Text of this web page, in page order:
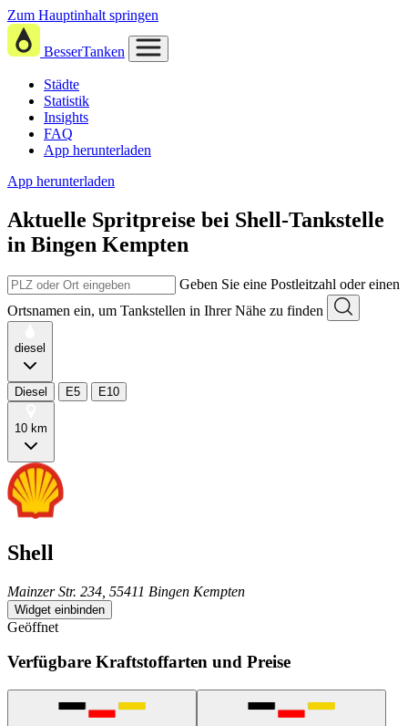
Zum Hauptinhalt springen
BesserTanken
Städte
Statistik
Insights
FAQ
App herunterladen
App herunterladen
Aktuelle Spritpreise bei Shell-Tankstelle
in Bingen Kempten
Geben Sie eine Postleitzahl oder einen
Ortsnamen ein, um Tankstellen in Ihrer Nähe zu finden
diesel
Diesel E5 E10
10 km
Shell
Mainzer Str. 234, 55411 Bingen Kempten
Widget einbinden
Geöffnet
Verfügbare Kraftstoffarten und Preise